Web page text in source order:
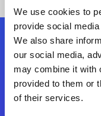
We use cookies to
provide social
We also share
our social media,
may combine it with
provided to them or
of their services.
フォローする